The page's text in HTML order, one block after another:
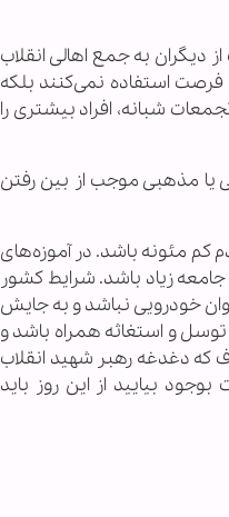
دیگران به جمع اهالی انقلاب
استفاده کرد و افراد بیشتری را به این حرکت اضافه نمود و زیر چتر انقلاب آورد. حال برخی از این فرصت استفاده نمی‌‎کنند بلکه
شبانه، افراد بیشتری را
یا مذهبی موجب از بین رفتن
مئونه باشد. در آموزه‌های
جامعه زیاد باشد. شرایط کشور
خودرویی نباشد و به جایش
و استغاثه همراه باشد و
که دغدغه رهبر شهید انقلاب
بیایید از این روز باید